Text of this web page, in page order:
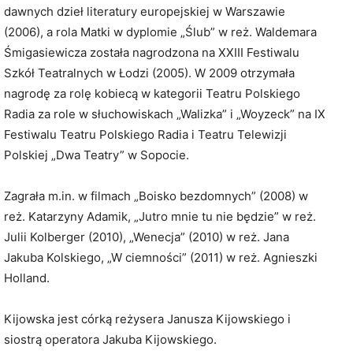
dawnych dzieł literatury europejskiej w Warszawie
(2006), a rola Matki w dyplomie „Ślub” w reż. Waldemara
Śmigasiewicza została nagrodzona na XXIII Festiwalu
Szkół Teatralnych w Łodzi (2005). W 2009 otrzymała
nagrodę za rolę kobiecą w kategorii Teatru Polskiego
Radia za role w słuchowiskach „Walizka” i „Woyzeck” na IX
Festiwalu Teatru Polskiego Radia i Teatru Telewizji
Polskiej „Dwa Teatry” w Sopocie.
Zagrała m.in. w filmach „Boisko bezdomnych” (2008) w
reż. Katarzyny Adamik, „Jutro mnie tu nie będzie” w reż.
Julii Kolberger (2010), „Wenecja” (2010) w reż. Jana
Jakuba Kolskiego, „W ciemności” (2011) w reż. Agnieszki
Holland.
Kijowska jest córką reżysera Janusza Kijowskiego i
siostrą operatora Jakuba Kijowskiego.